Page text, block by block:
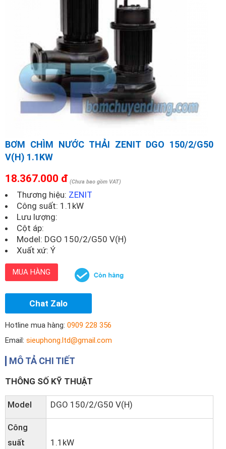
BƠM CHÌM NƯỚC THẢI ZENIT DGO 150/2/G50
V(H) 1.1KW
18.367.000 đ (Chưa bao gồm VAT)
Thương hiệu: ZENIT
Công suất: 1.1kW
Lưu lượng:
Cột áp:
Model: DGO 150/2/G50 V(H)
Xuất xứ: Ý
MUA HÀNG
Chat Zalo
Hotline mua hàng: 0909 228 356
Email: sieuphong.ltd@gmail.com
MÔ TẢ CHI TIẾT
THÔNG SỐ KỸ THUẬT
Model DGO 150/2/G50 V(H)
Công
suất
1.1kW